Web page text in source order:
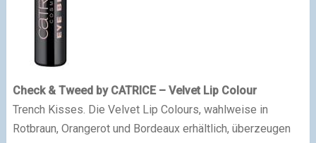
Check & Tweed by CATRICE – Velvet Lip Colour
Trench Kisses. Die Velvet Lip Colours, wahlweise in
Rotbraun, Orangerot und Bordeaux erhältlich, überzeugen